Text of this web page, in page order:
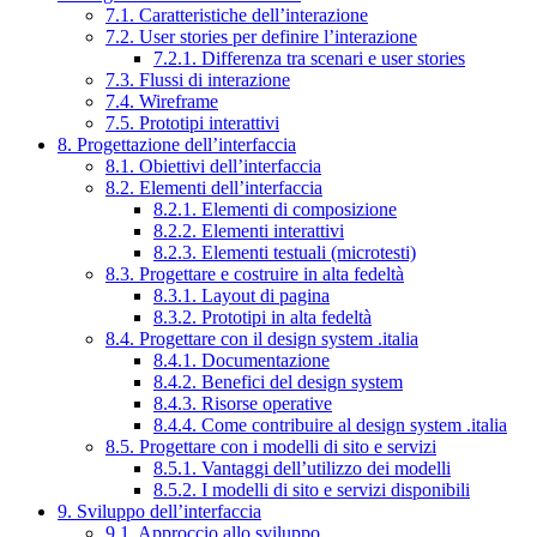
7.1. Caratteristiche dell’interazione
7.2. User stories per definire l’interazione
7.2.1. Differenza tra scenari e user stories
7.3. Flussi di interazione
7.4. Wireframe
7.5. Prototipi interattivi
8. Progettazione dell’interfaccia
8.1. Obiettivi dell’interfaccia
8.2. Elementi dell’interfaccia
8.2.1. Elementi di composizione
8.2.2. Elementi interattivi
8.2.3. Elementi testuali (microtesti)
8.3. Progettare e costruire in alta fedeltà
8.3.1. Layout di pagina
8.3.2. Prototipi in alta fedeltà
8.4. Progettare con il design system .italia
8.4.1. Documentazione
8.4.2. Benefici del design system
8.4.3. Risorse operative
8.4.4. Come contribuire al design system .italia
8.5. Progettare con i modelli di sito e servizi
8.5.1. Vantaggi dell’utilizzo dei modelli
8.5.2. I modelli di sito e servizi disponibili
9. Sviluppo dell’interfaccia
9.1. Approccio allo sviluppo